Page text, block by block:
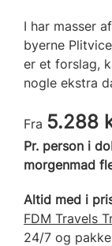
I har masser
byerne
er et forslag,
nogle ekstra
Fra 5.288
Pr. person i
morgenmad
Altid med i
FDM Travels
24/7 og